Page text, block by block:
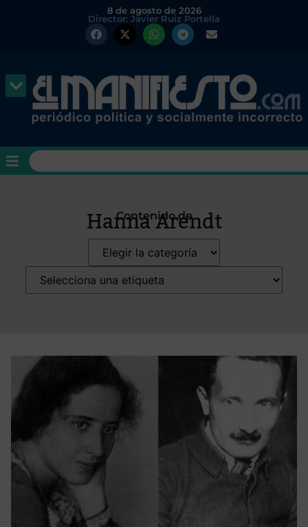
8 de agosto de 2026
Director: Javier Ruiz Portella
Contenido de
Hanna Arendt